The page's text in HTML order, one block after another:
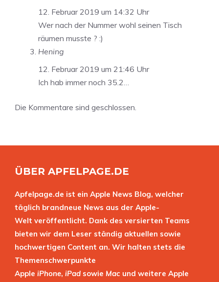
12. Februar 2019 um 14:32 Uhr
Wer nach der Nummer wohl seinen Tisch
räumen musste ? :)
Hening
12. Februar 2019 um 21:46 Uhr
Ich hab immer noch 35.2…
Die Kommentare sind geschlossen.
ÜBER APFELPAGE.DE
Apfelpage.de ist ein Apple News Blog, welcher
täglich brandneue News aus der Apple-
Welt veröffentlicht. Dank des versierten Teams
bieten wir dem Leser ständig aktuellen sowie
hochwertigen Content an. Wir halten stets die
Themenschwerpunkte
Apple iPhone, iPad sowie Mac und weitere Apple